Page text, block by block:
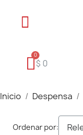
$ 0
Inicio Despensa
Ordenar por: